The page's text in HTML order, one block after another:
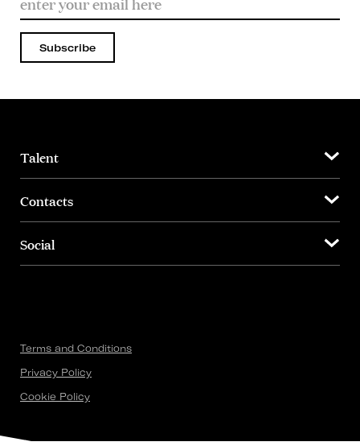
Subscribe
Talent
Contacts
Social
Terms and Conditions
Privacy Policy
Cookie Policy